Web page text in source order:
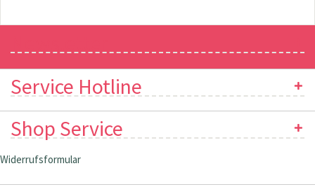
Service Hotline
Shop Service
Widerrufsformular